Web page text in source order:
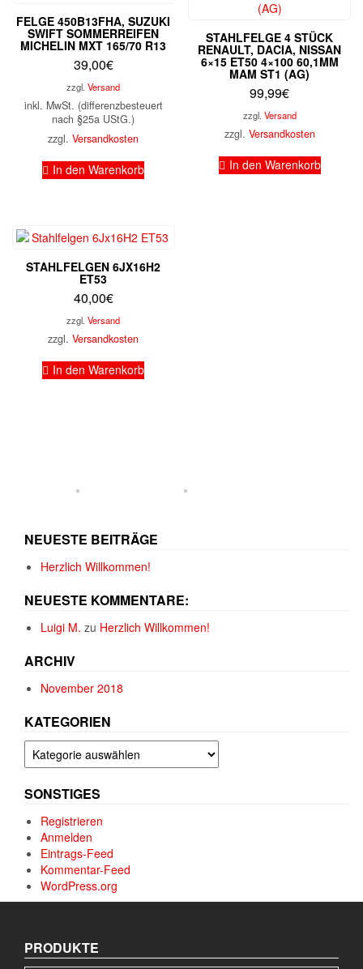
FELGE 450B13FHA, SUZUKI
SWIFT SOMMERREIFEN
MICHELIN MXT 165/70 R13
39,00€
zzgl.Versand
inkl. MwSt. (differenzbesteuert
nach §25a UStG.)
zzgl.Versandkosten
In den Warenkorb
STAHLFELGE 4 STÜCK
RENAULT, DACIA, NISSAN
6×15 ET50 4×100 60,1MM
MAM ST1 (AG)
99,99€
zzgl. Versand
zzgl. Versandkosten
In den Warenkorb
STAHLFELGEN 6JX16H2
ET53
40,00€
zzgl.Versand
zzgl.Versandkosten
In den Warenkorb
NEUESTE BEITRÄGE
Herzlich Willkommen!
NEUESTE KOMMENTARE:
Luigi M. zu Herzlich Willkommen!
ARCHIV
November 2018
KATEGORIEN
Kategorien
SONSTIGES
Registrieren
Anmelden
Eintrags-Feed
Kommentar-Feed
WordPress.org
PRODUKTE